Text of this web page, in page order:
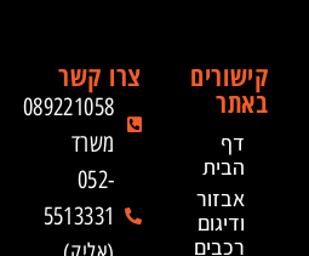
קישורים
באתר
דף
הבית
אבזור
ודיגום
רכבים
צרו קשר
089221058
משרד
052-
5513331